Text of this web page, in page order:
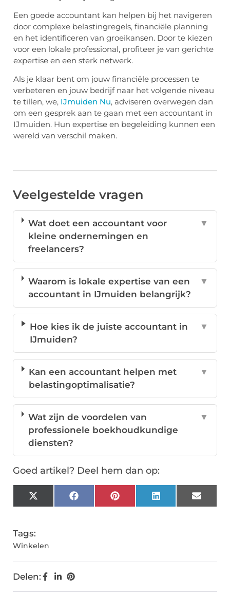
Een goede accountant kan helpen bij het navigeren
door complexe belastingregels, financiële planning
en het identificeren van groeikansen. Door te kiezen
voor een lokale professional, profiteer je van gerichte
expertise en een sterk netwerk.
Als je klaar bent om jouw financiële processen te
verbeteren en jouw bedrijf naar het volgende niveau
te tillen, we, IJmuiden Nu, adviseren overwegen dan
om een gesprek aan te gaan met een accountant in
IJmuiden. Hun expertise en begeleiding kunnen een
wereld van verschil maken.
Veelgestelde vragen
Wat doet een accountant voor
kleine ondernemingen en
freelancers?
▼
Waarom is lokale expertise van een
accountant in IJmuiden belangrijk?
▼
Hoe kies ik de juiste accountant in
IJmuiden?
▼
Kan een accountant helpen met
belastingoptimalisatie?
▼
Wat zijn de voordelen van
professionele boekhoudkundige
diensten?
▼
Goed artikel? Deel hem dan op:
X
(Twitter)
FacebookPinterestLinkedInEmail
Tags:
Winkelen
Delen: